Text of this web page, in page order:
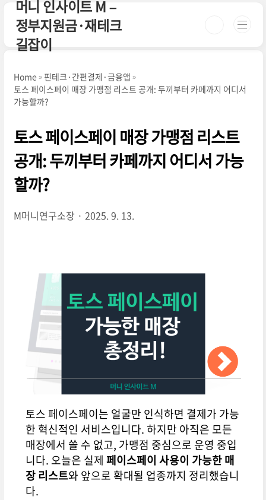
본문 바로가기
머니 인사이트 M –
정부지원금·재테크
길잡이
Home
핀테크·간편결제·금융앱
토스 페이스페이 매장 가맹점 리스트 공개: 두끼부터 카페까지 어디서
가능할까?
토스 페이스페이 매장 가맹점 리스트
공개: 두끼부터 카페까지 어디서 가능
할까?
M머니연구소장 2025. 9. 13.
토스 페이스페이는 얼굴만 인식하면 결제가 가능
한 혁신적인 서비스입니다. 하지만 아직은 모든
매장에서 쓸 수 없고, 가맹점 중심으로 운영 중입
니다. 오늘은 실제 페이스페이 사용이 가능한 매
장 리스트와 앞으로 확대될 업종까지 정리했습니
다.